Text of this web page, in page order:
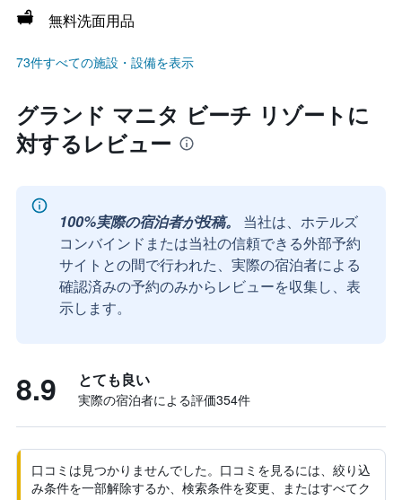
無料洗面用品
73件すべての施設・設備を表示
グランド マニタ ビーチ リゾートに
対するレビュー
100%実際の宿泊者が投稿。
当社は、ホテルズ
コンバインドまたは当社の信頼できる外部予約
サイトとの間で行われた、実際の宿泊者による
確認済みの予約のみからレビューを収集し、表
示します。
8.9 とても良い
実際の宿泊者による評価354​件
口コミは見つかりませんでした。口コミを見るには、絞り込
み条件を一部解除するか、検索条件を変更、またはすべてク